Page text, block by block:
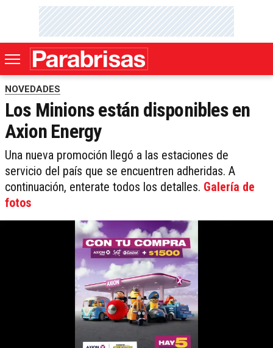
NOVEDADES
Los Minions están disponibles en
Axion Energy
Una nueva promoción llegó a las estaciones de
servicio del país que se encuentren adheridas. A
continuación, enterate todos los detalles. Galería de
fotos